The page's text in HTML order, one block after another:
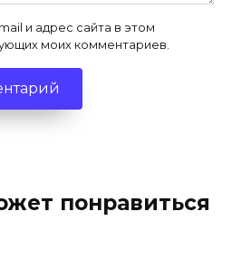
и адрес сайта в этом
моих комментариев.
понравиться